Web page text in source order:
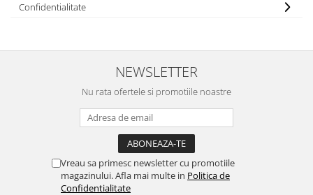
Confidentialitate
NEWSLETTER
Nu rata ofertele si promotiile noastre
Vreau sa primesc newsletter cu promotiile
magazinului. Afla mai multe in Politica de
Confidentialitate